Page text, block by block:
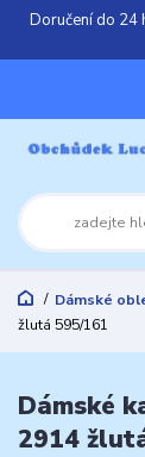
Doručení do 24
Dámské
žlutá 595/161
Dámské
2914